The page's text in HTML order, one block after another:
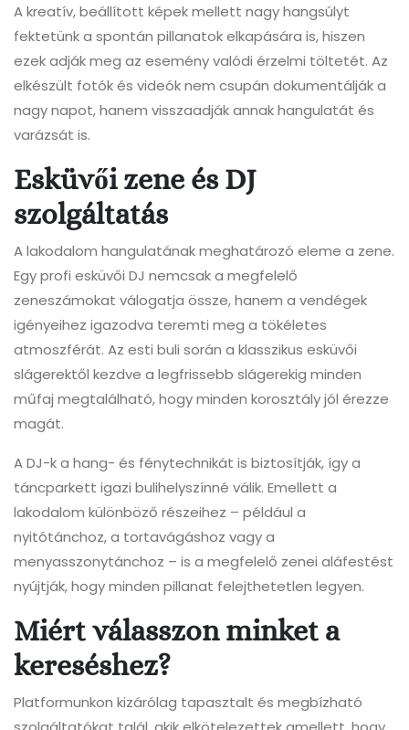
A kreatív, beállított képek mellett nagy hangsúlyt
fektetünk a spontán pillanatok elkapására is, hiszen
ezek adják meg az esemény valódi érzelmi töltetét. Az
elkészült fotók és videók nem csupán dokumentálják a
nagy napot, hanem visszaadják annak hangulatát és
varázsát is.
Esküvői zene és DJ
szolgáltatás
A lakodalom hangulatának meghatározó eleme a zene.
Egy profi esküvői DJ nemcsak a megfelelő
zeneszámokat válogatja össze, hanem a vendégek
igényeihez igazodva teremti meg a tökéletes
atmoszférát. Az esti buli során a klasszikus esküvői
slágerektől kezdve a legfrissebb slágerekig minden
műfaj megtalálható, hogy minden korosztály jól érezze
magát.
A DJ-k a hang- és fénytechnikát is biztosítják, így a
táncparkett igazi bulihelyszínné válik. Emellett a
lakodalom különböző részeihez – például a
nyitótánchoz, a tortavágáshoz vagy a
menyasszonytánchoz – is a megfelelő zenei aláfestést
nyújtják, hogy minden pillanat felejthetetlen legyen.
Miért válasszon minket a
kereséshez?
Platformunkon kizárólag tapasztalt és megbízható